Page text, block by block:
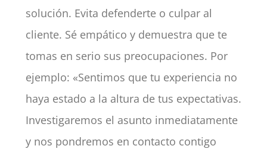
solución. Evita defenderte o culpar al
cliente. Sé empático y demuestra que te
tomas en serio sus preocupaciones. Por
ejemplo: «Sentimos que tu experiencia no
haya estado a la altura de tus expectativas.
Investigaremos el asunto inmediatamente
y nos pondremos en contacto contigo